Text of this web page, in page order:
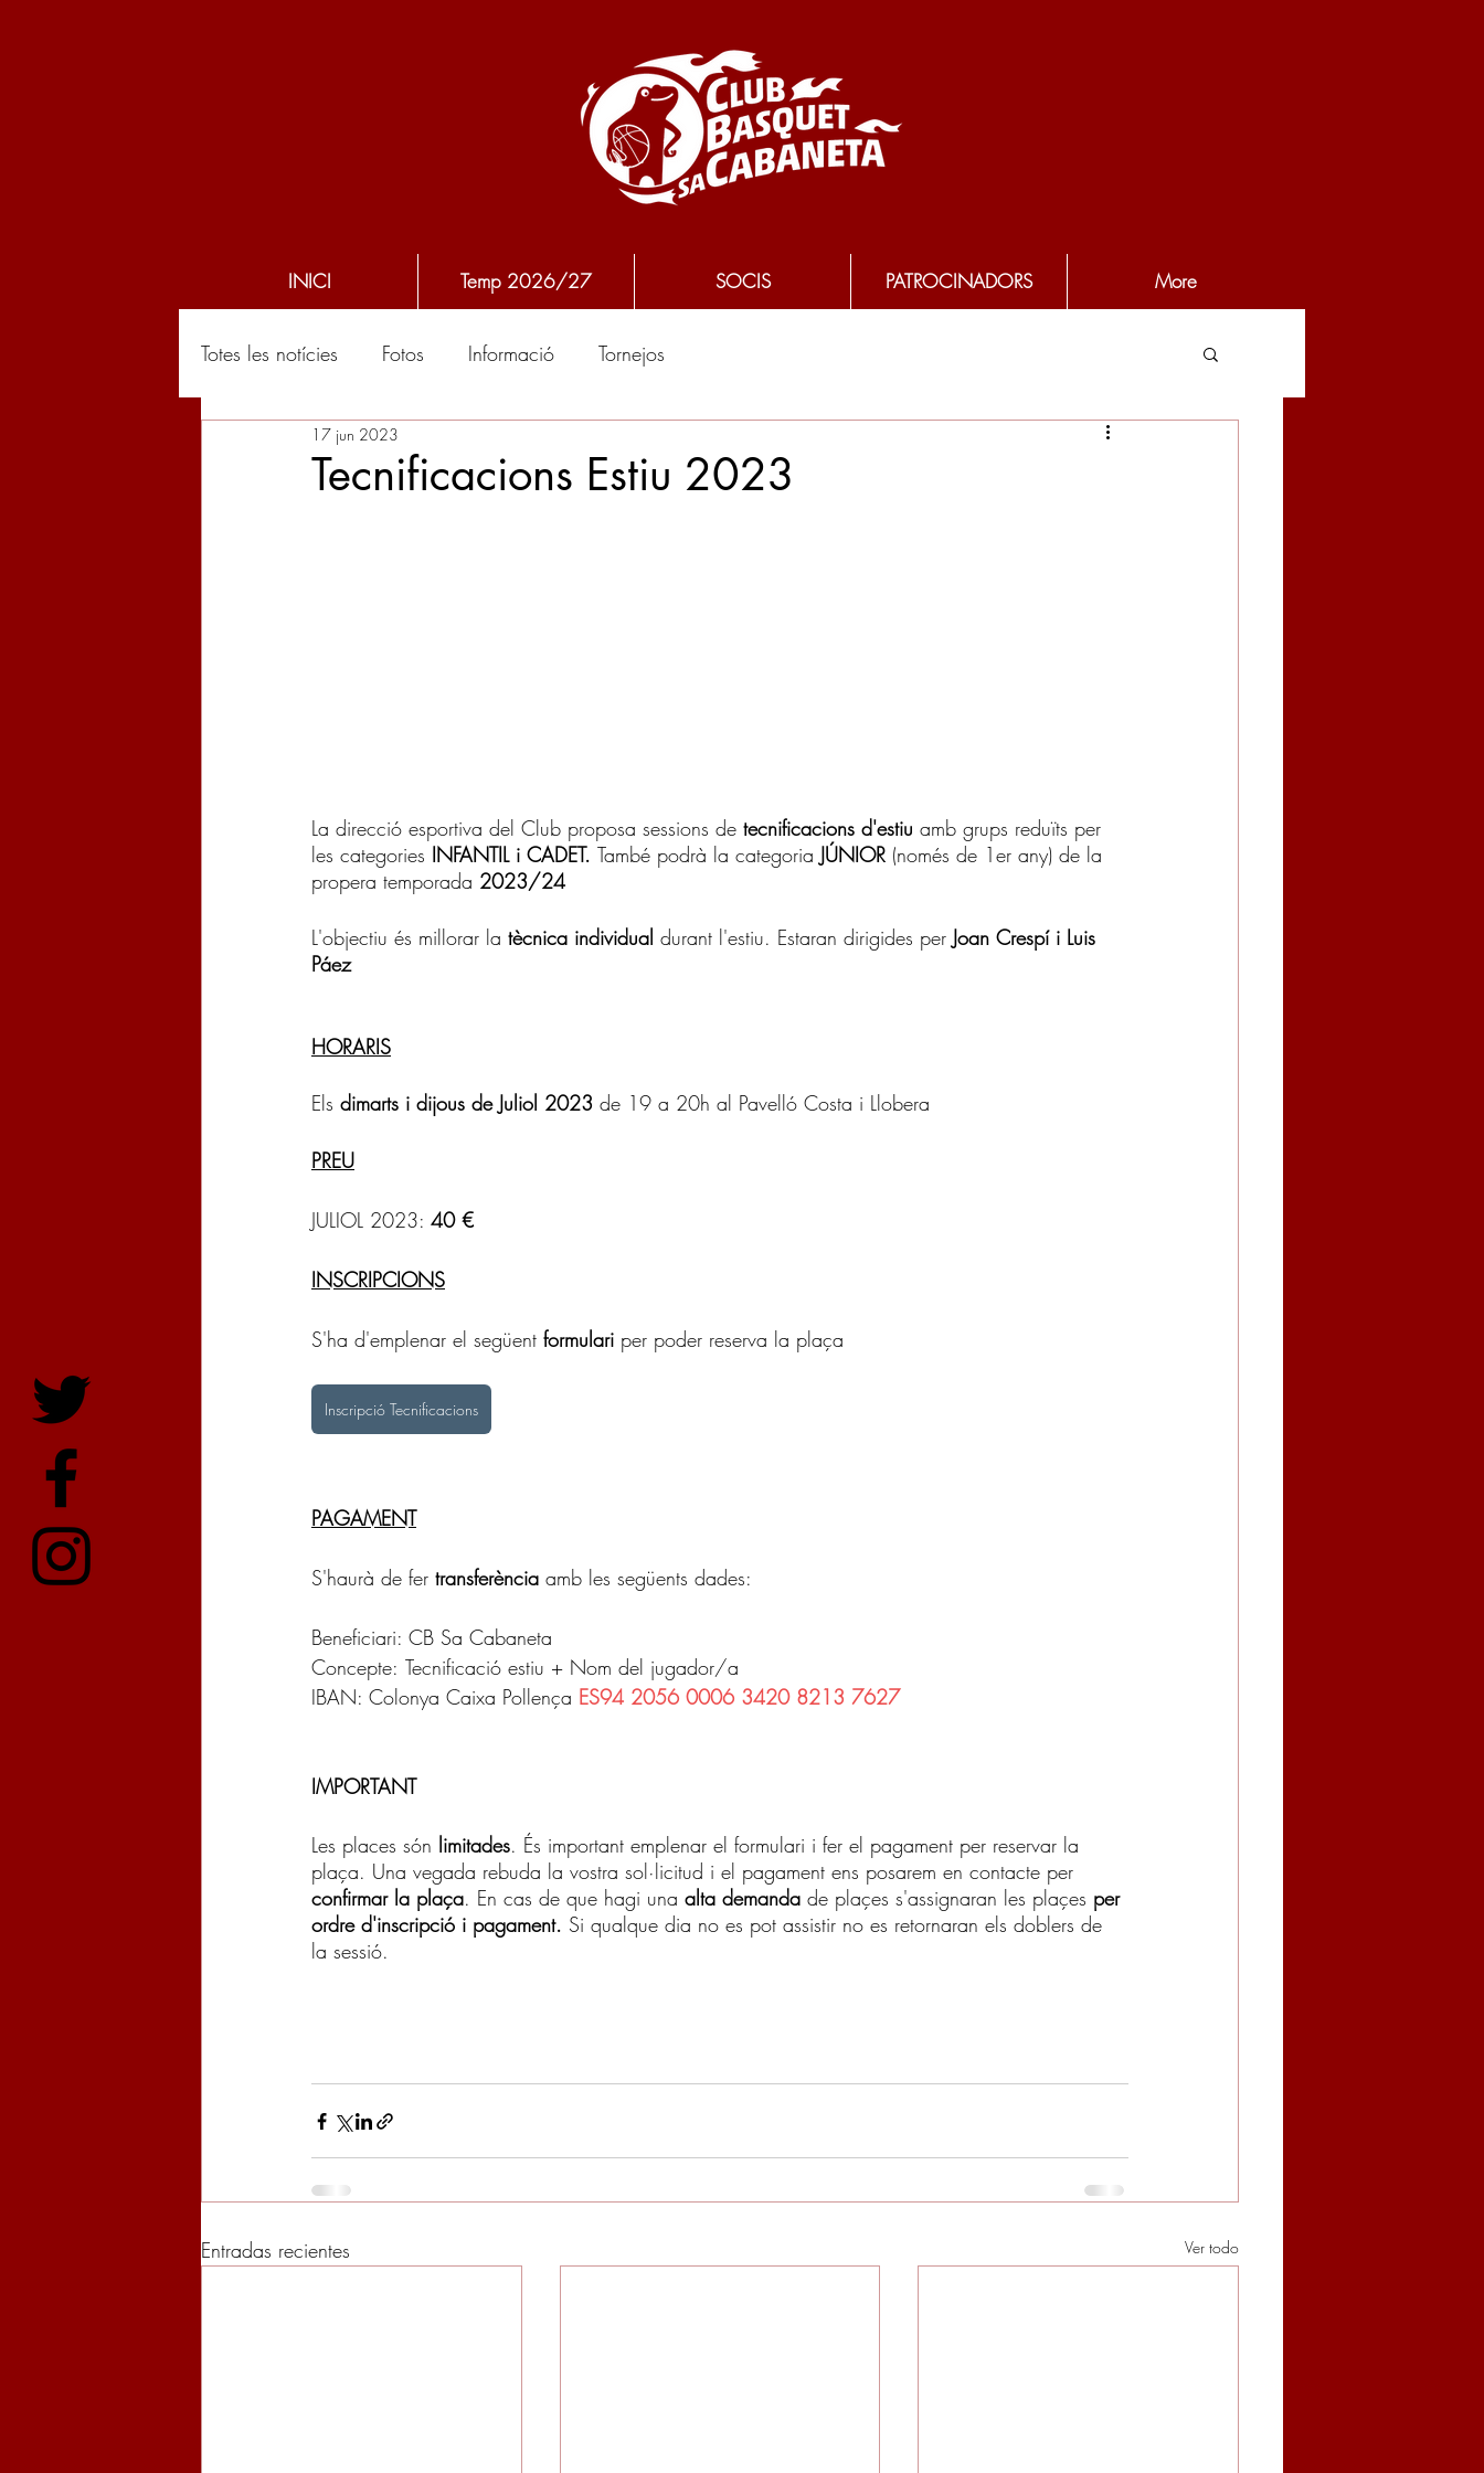
INICI Temp 2026/27 SOCIS PATROCINADORS More
Totes les notícies Fotos Informació Tornejos
Tecnificacions Estiu 2023
17 jun 2023
La direcció esportiva del Club proposa sessions de tecnificacions d'estiu amb grups reduïts per
les categories INFANTIL i CADET. També podrà la categoria JÚNIOR (només de 1er any) de la
propera temporada 2023/24
L'objectiu és millorar la tècnica individual durant l'estiu. Estaran dirigides per Joan Crespí i Luis
Páez
HORARIS
Els dimarts i dijous de Juliol 2023 de 19 a 20h al Pavelló Costa i Llobera
PREU
JULIOL 2023: 40 €
INSCRIPCIONS
S'ha d'emplenar el següent formulari per poder reserva la plaça
Inscripció Tecnificacions
PAGAMENT
S'haurà de fer transferència amb les següents dades:
Beneficiari: CB Sa Cabaneta
Concepte: Tecnificació estiu + Nom del jugador/a
IBAN: Colonya Caixa Pollença ES94 2056 0006 3420 8213 7627
IMPORTANT
Les places són limitades. És important emplenar el formulari i fer el pagament per reservar la
plaça. Una vegada rebuda la vostra sol·licitud i el pagament ens posarem en contacte per
confirmar la plaça. En cas de que hagi una alta demanda de plaçes s'assignaran les plaçes per
ordre d'inscripció i pagament. Si qualque dia no es pot assistir no es retornaran els doblers de
la sessió.
Entradas recientes Ver todo